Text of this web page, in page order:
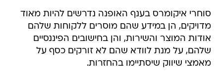
סוחרי איקומרס בענף האופנה נדרשים להיות מאוד
מדויקים, הן במידע שהם מוסרים ללקוחות שלהם
אודות המוצר והשירות, והן בחישובים הפיננסיים
שלהם, על מנת לוודא שהם לא זורקים כסף על
מאמצי שיווק שיסתיימו בהחזרות.